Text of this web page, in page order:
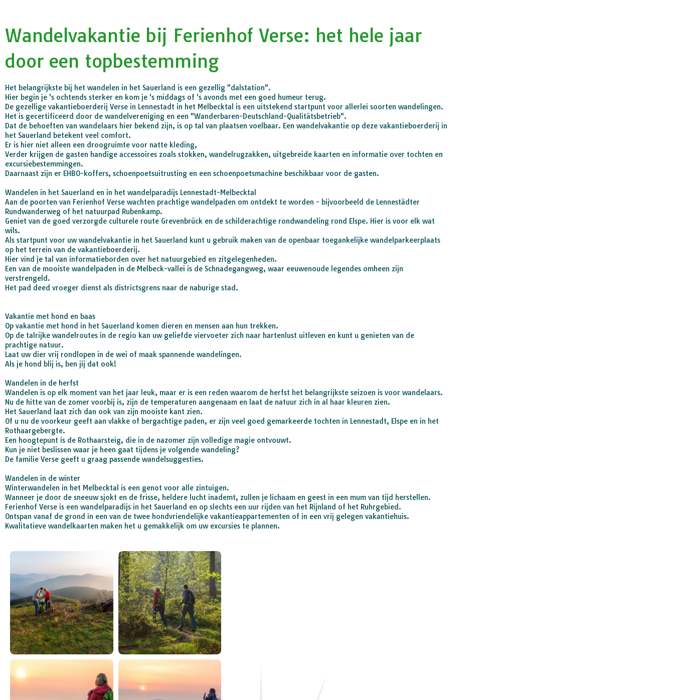
Wandelvakantie bij Ferienhof Verse: het hele jaar
door een topbestemming
Het belangrijkste bij het wandelen in het Sauerland is een gezellig "dalstation".
Hier begin je 's ochtends sterker en kom je 's middags of 's avonds met een goed humeur terug.
De gezellige vakantieboerderij Verse in Lennestadt in het Melbecktal is een uitstekend startpunt voor allerlei soorten wandelingen.
Het is gecertificeerd door de wandelvereniging en een "Wanderbaren-Deutschland-Qualitätsbetrieb".
Dat de behoeften van wandelaars hier bekend zijn, is op tal van plaatsen voelbaar. Een wandelvakantie op deze vakantieboerderij in
het Sauerland betekent veel comfort.
Er is hier niet alleen een droogruimte voor natte kleding,
Verder krijgen de gasten handige accessoires zoals stokken, wandelrugzakken, uitgebreide kaarten en informatie over tochten en
excursiebestemmingen.
Daarnaast zijn er EHBO-koffers, schoenpoetsuitrusting en een schoenpoetsmachine beschikbaar voor de gasten.
Wandelen in het Sauerland en in het wandelparadijs Lennestadt-Melbecktal
Aan de poorten van Ferienhof Verse wachten prachtige wandelpaden om ontdekt te worden - bijvoorbeeld de Lennestädter
Rundwanderweg of het natuurpad Rubenkamp.
Geniet van de goed verzorgde culturele route Grevenbrück en de schilderachtige rondwandeling rond Elspe. Hier is voor elk wat
wils.
Als startpunt voor uw wandelvakantie in het Sauerland kunt u gebruik maken van de openbaar toegankelijke wandelparkeerplaats
op het terrein van de vakantieboerderij.
Hier vind je tal van informatieborden over het natuurgebied en zitgelegenheden.
Een van de mooiste wandelpaden in de Melbeck-vallei is de Schnadegangweg, waar eeuwenoude legendes omheen zijn
verstrengeld.
Het pad deed vroeger dienst als districtsgrens naar de naburige stad.
Vakantie met hond en baas
Op vakantie met hond in het Sauerland komen dieren en mensen aan hun trekken.
Op de talrijke wandelroutes in de regio kan uw geliefde viervoeter zich naar hartenlust uitleven en kunt u genieten van de
prachtige natuur.
Laat uw dier vrij rondlopen in de wei of maak spannende wandelingen.
Als je hond blij is, ben jij dat ook!
Wandelen in de herfst
Wandelen is op elk moment van het jaar leuk, maar er is een reden waarom de herfst het belangrijkste seizoen is voor wandelaars.
Nu de hitte van de zomer voorbij is, zijn de temperaturen aangenaam en laat de natuur zich in al haar kleuren zien.
Het Sauerland laat zich dan ook van zijn mooiste kant zien.
Of u nu de voorkeur geeft aan vlakke of bergachtige paden, er zijn veel goed gemarkeerde tochten in Lennestadt, Elspe en in het
Rothaargebergte.
Een hoogtepunt is de Rothaarsteig, die in de nazomer zijn volledige magie ontvouwt.
Kun je niet beslissen waar je heen gaat tijdens je volgende wandeling?
De familie Verse geeft u graag passende wandelsuggesties.
Wandelen in de winter
Winterwandelen in het Melbecktal is een genot voor alle zintuigen.
Wanneer je door de sneeuw sjokt en de frisse, heldere lucht inademt, zullen je lichaam en geest in een mum van tijd herstellen.
Ferienhof Verse is een wandelparadijs in het Sauerland en op slechts een uur rijden van het Rijnland of het Ruhrgebied.
Ontspan vanaf de grond in een van de twee hondvriendelijke vakantieappartementen of in een vrij gelegen vakantiehuis.
Kwalitatieve wandelkaarten maken het u gemakkelijk om uw excursies te plannen.